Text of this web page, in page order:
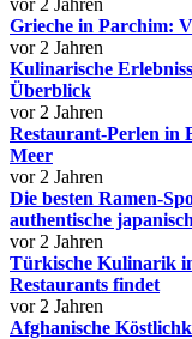
vor 2 Jahren
Grieche in Parchim:
vor 2 Jahren
Kulinarische
Überblick
vor 2 Jahren
Restaurant-Perlen in
Meer
vor 2 Jahren
Die besten Ramen-
authentische
vor 2 Jahren
Türkische Kulinarik
Restaurants findet
vor 2 Jahren
Afghanische